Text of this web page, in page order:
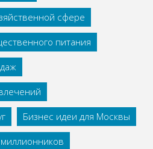
сфере
питания
Бизнес идеи для Москвы